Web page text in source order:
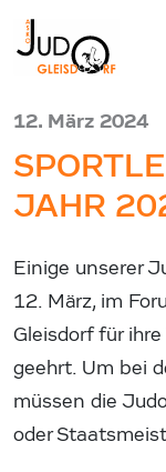
12. März 2024
JAHR
Einige unserer
12. März, im
Gleisdorf für
geehrt. Um bei
müssen die
oder